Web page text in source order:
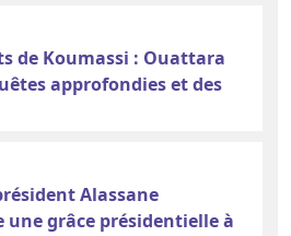
de Koumassi : Ouattara
approfondies et des
Alassane
une grâce présidentielle à